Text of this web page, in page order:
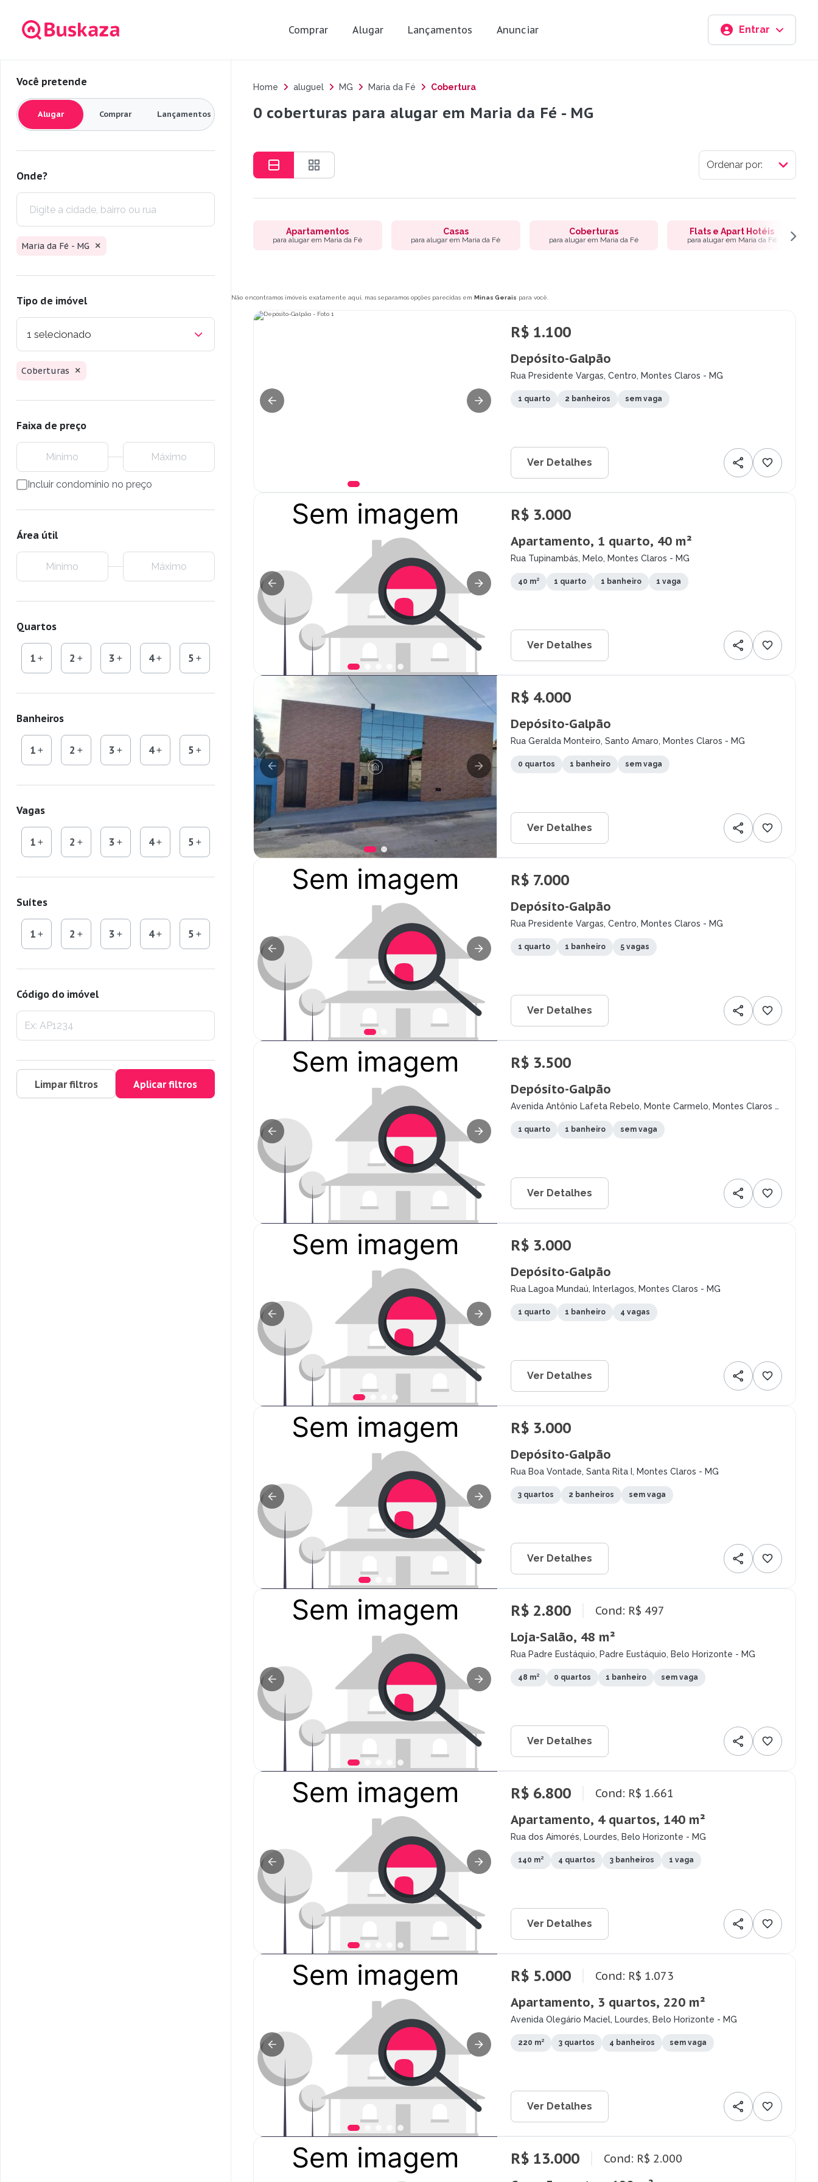
Comprar Alugar Lançamentos Anunciar Entrar
Você pretende
Alugar Comprar Lançamentos
Onde?
Maria da Fé - MG
Tipo de imóvel
1 selecionado
Coberturas
Faixa de preço
Incluir condomínio no preço
Área útil
Quartos
1 2 3 4 5
Banheiros
1 2 3 4 5
Vagas
1 2 3 4 5
Suítes
1 2 3 4 5
Código do imóvel
Limpar filtros Aplicar filtros
Home aluguel MG Maria da Fé Cobertura
0 coberturas para alugar em Maria da Fé - MG
Apartamentos
para alugar em Maria da Fé
Casas
para alugar em Maria da Fé
Coberturas
para alugar em Maria da Fé
Flats e Apart Hotéis
para alugar em Maria da Fé
Não encontramos imóveis exatamente aqui, mas separamos opções parecidas em Minas Gerais para você.
R$ 1.100
Depósito-Galpão
Rua Presidente Vargas, Centro, Montes Claros - MG
1 quarto 2 banheiros sem vaga
Ver Detalhes
R$ 3.000
Apartamento, 1 quarto, 40 m²
Rua Tupinambás, Melo, Montes Claros - MG
40 m² 1 quarto 1 banheiro 1 vaga
Ver Detalhes
R$ 4.000
Depósito-Galpão
Rua Geralda Monteiro, Santo Amaro, Montes Claros - MG
0 quartos 1 banheiro sem vaga
Ver Detalhes
R$ 7.000
Depósito-Galpão
Rua Presidente Vargas, Centro, Montes Claros - MG
1 quarto 1 banheiro 5 vagas
Ver Detalhes
R$ 3.500
Depósito-Galpão
Avenida Antônio Lafeta Rebelo, Monte Carmelo, Montes Claros -
1 quarto 1 banheiro sem vaga
Ver Detalhes
R$ 3.000
Depósito-Galpão
Rua Lagoa Mundaú, Interlagos, Montes Claros - MG
1 quarto 1 banheiro 4 vagas
Ver Detalhes
R$ 3.000
Depósito-Galpão
Rua Boa Vontade, Santa Rita I, Montes Claros - MG
3 quartos 2 banheiros sem vaga
Ver Detalhes
R$ 2.800 Cond: R$ 497
Loja-Salão, 48 m²
Rua Padre Eustáquio, Padre Eustáquio, Belo Horizonte - MG
48 m² 0 quartos 1 banheiro sem vaga
Ver Detalhes
R$ 6.800 Cond: R$ 1.661
Apartamento, 4 quartos, 140 m²
Rua dos Aimorés, Lourdes, Belo Horizonte - MG
140 m² 4 quartos 3 banheiros 1 vaga
Ver Detalhes
R$ 5.000 Cond: R$ 1.073
Apartamento, 3 quartos, 220 m²
Avenida Olegário Maciel, Lourdes, Belo Horizonte - MG
220 m² 3 quartos 4 banheiros sem vaga
Ver Detalhes
R$ 13.000 Cond: R$ 2.000